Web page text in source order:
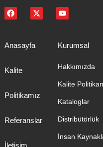
Anasayfa
Kalite
Politikamız
Referanslar
İletişim
Kurumsal
Hakkımızda
Kalite
Kataloglar
Distribütörlük
İnsan